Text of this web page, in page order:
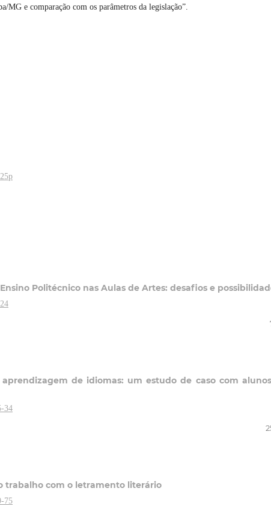
e comparação com os parâmetros da legislação”.
Politécnico nas Aulas de Artes: desafios e
de idiomas: um estudo de caso com
34
trabalho com o letramento literário
75